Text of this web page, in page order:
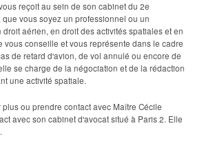
reçoit au sein de son cabinet du 2e
vous soyez un professionnel ou un
aérien, en droit des activités spatiales et en
vous conseille et vous représente dans le cadre
de retard d'avion, de vol annulé ou encore de
se charge de la négociation et de la rédaction
une activité spatiale.
ou prendre contact avec Maître Cécile
avec son cabinet d'avocat situé à Paris 2. Elle